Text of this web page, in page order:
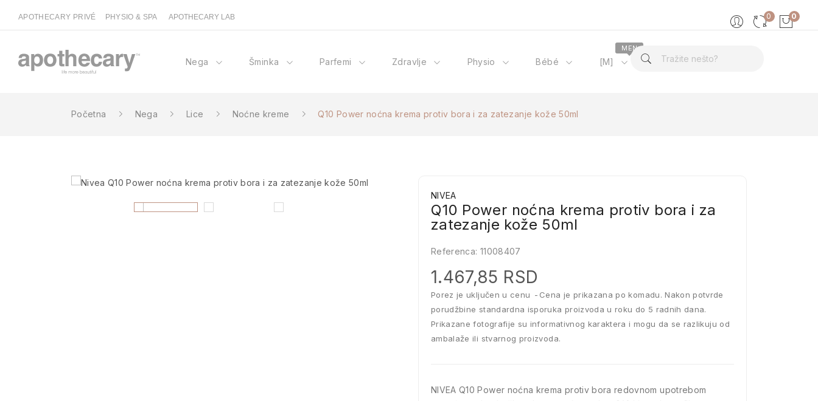
APOTHECARY PRIVÉ PHYSIO & SPA APOTHECARY LAB 0
0
Nega Šminka Parfemi Zdravlje Physio Bébé [M]
MEN
O nama
Početna Nega Lice Noćne kreme Q10 Power noćna krema protiv bora i za zatezanje kože 50ml
NIVEA
Q10 Power noćna krema protiv bora i za
zatezanje kože 50ml
Referenca: 11008407
1.467,85 RSD
Porez je uključen u cenu
Cena je prikazana po komadu. Nakon potvrde
porudžbine standardna isporuka proizvoda u roku do 5 radnih dana.
Prikazane fotografije su informativnog karaktera i mogu da se razlikuju od
ambalaže ili stvarnog proizvoda.
NIVEA Q10 Power noćna krema protiv bora redovnom upotrebom